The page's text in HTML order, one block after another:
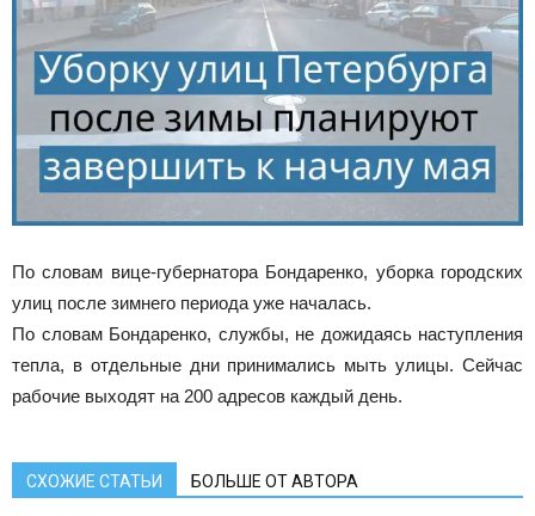
По словам вице-губернатора Бондаренко, уборка городских
улиц после зимнего периода уже началась.
По словам Бондаренко, службы, не дожидаясь наступления
тепла, в отдельные дни принимались мыть улицы. Сейчас
рабочие выходят на 200 адресов каждый день.
СХОЖИЕ СТАТЬИ БОЛЬШЕ ОТ АВТОРА